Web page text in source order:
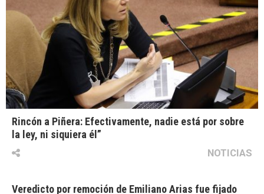
Rincón a Piñera: Efectivamente, nadie está por sobre
la ley, ni siquiera él”
NOTICIAS
Veredicto por remoción de Emiliano Arias fue fijado